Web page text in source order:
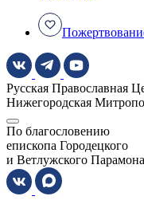
Русская Православная
Нижегородская
По благословению
епископа Городецкого
и Ветлужского Парамона